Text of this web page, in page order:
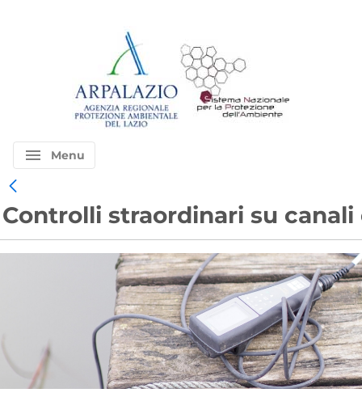
menu Menu
Controlli straordinari su